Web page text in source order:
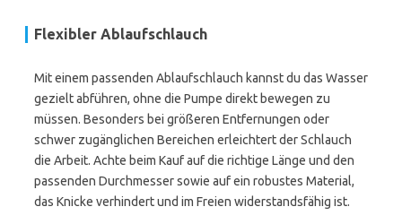
Flexibler Ablaufschlauch
Mit einem passenden Ablaufschlauch kannst du das Wasser
gezielt abführen, ohne die Pumpe direkt bewegen zu
müssen. Besonders bei größeren Entfernungen oder
schwer zugänglichen Bereichen erleichtert der Schlauch
die Arbeit. Achte beim Kauf auf die richtige Länge und den
passenden Durchmesser sowie auf ein robustes Material,
das Knicke verhindert und im Freien widerstandsfähig ist.